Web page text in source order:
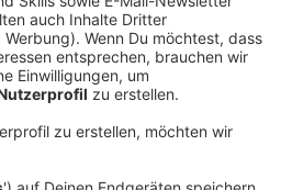
t-online gab es seit
von